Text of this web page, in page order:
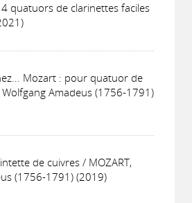
quatuors de clarinettes faciles
Mozart : pour quatuor de
Wolfgang Amadeus (1756-1791)
de cuivres / MOZART,
(1756-1791) (2019)